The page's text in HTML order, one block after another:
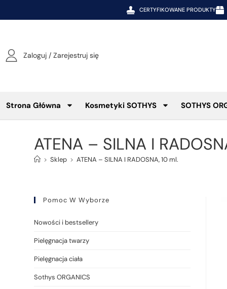
CERTYFIKOWANE PRODUKTY
Zaloguj / Zarejestruj się
Strona Główna Kosmetyki SOTHYS SOTHYS
ATENA – SILNA I
> Sklep > ATENA – SILNA I RADOSNA, 10 ml.
Pomoc W Wyborze
Nowości i bestsellery
Pielęgnacja twarzy
Pielęgnacja ciała
Sothys ORGANICS